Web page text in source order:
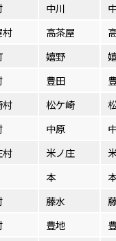
中川
村 高茶屋
嬉野
豊田
村 松ケ崎
中原
村 米ノ庄
本
藤水
豊地